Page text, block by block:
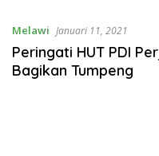
Melawi Januari 11, 2021
Peringati HUT PDI
Bagikan Tumpeng